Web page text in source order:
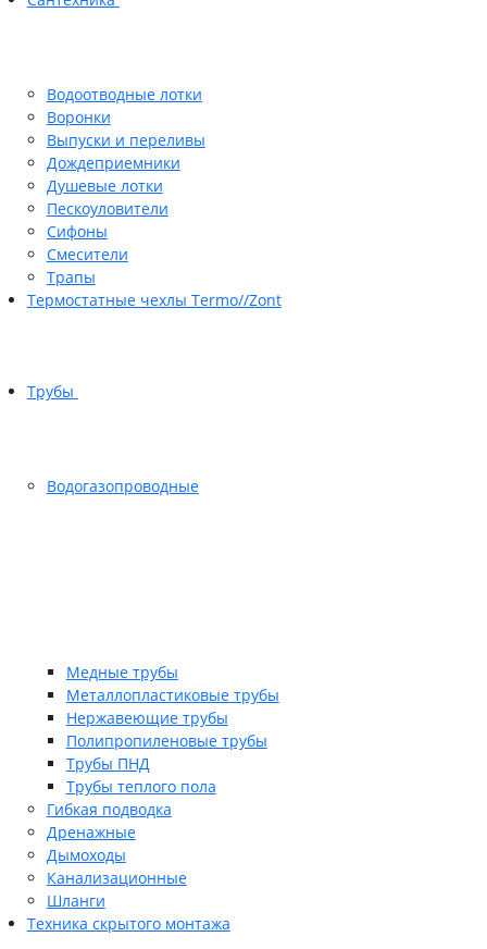
Водоотводные лотки
Воронки
Выпуски и переливы
Дождеприемники
Душевые лотки
Пескоуловители
Сифоны
Смесители
Трапы
Термостатные чехлы Termo//Zont
Трубы
Водогазопроводные
Медные трубы
Металлопластиковые трубы
Нержавеющие трубы
Полипропиленовые трубы
Трубы ПНД
Трубы теплого пола
Гибкая подводка
Дренажные
Дымоходы
Канализационные
Шланги
Техника скрытого монтажа